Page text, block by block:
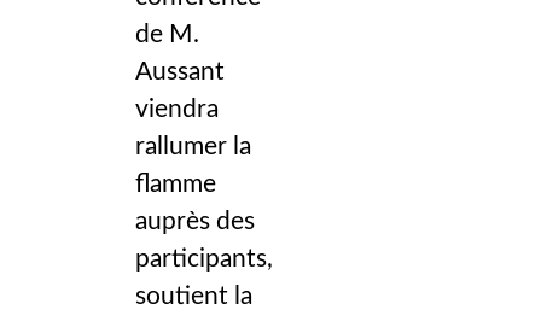
de M.
Aussant
viendra
rallumer la
flamme
auprès des
participants,
soutient la